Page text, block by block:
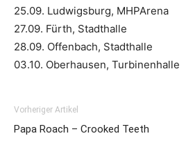
25.09. Ludwigsburg, MHPArena
27.09. Fürth, Stadthalle
28.09. Offenbach, Stadthalle
03.10. Oberhausen, Turbinenhalle
Vorheriger Artikel
Papa Roach – Crooked Teeth